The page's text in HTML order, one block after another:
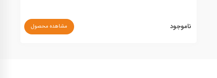
ناموجود مشاهده محصول